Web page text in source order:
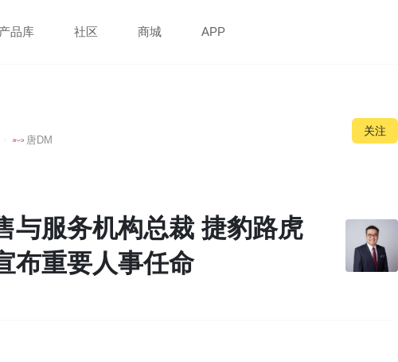
产品库 社区 商城 APP
唐DM
关注
与服务机构总裁 捷豹路虎
布重要人事任命